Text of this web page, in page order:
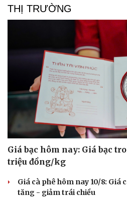
THỊ TRƯỜNG
Giá bạc hôm nay: Giá bạc
triệu đồng/kg
Giá cà phê hôm nay 10/8: Giá
tăng - giảm trái chiều